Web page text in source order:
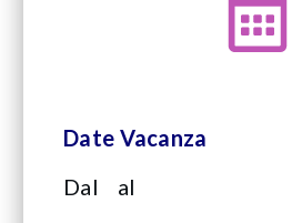
Date Vacanza
Dal
al